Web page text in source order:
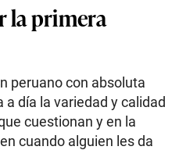
la primera
peruano con absoluta
día la variedad y calidad
cuestionan y en la
cuando alguien les da